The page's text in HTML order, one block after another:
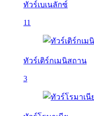
ทัวร์เบเนลักซ์
11
ทัวร์เติร์กเมนิสถาน
3